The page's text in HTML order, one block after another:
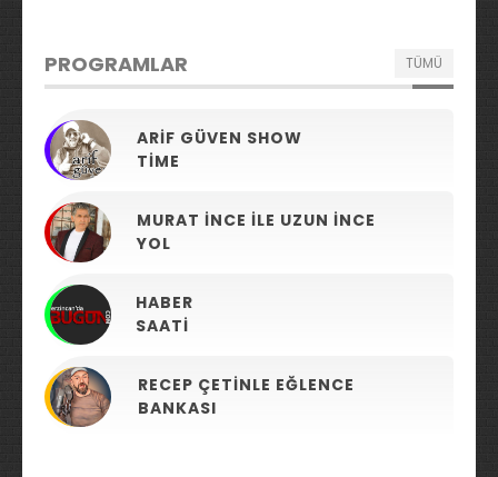
PROGRAMLAR TÜMÜ
ARIF GÜVEN SHOW
TIME
MURAT İNCE ILE UZUN İNCE
YOL
HABER
SAATI
RECEP ÇETINLE EĞLENCE
BANKASI